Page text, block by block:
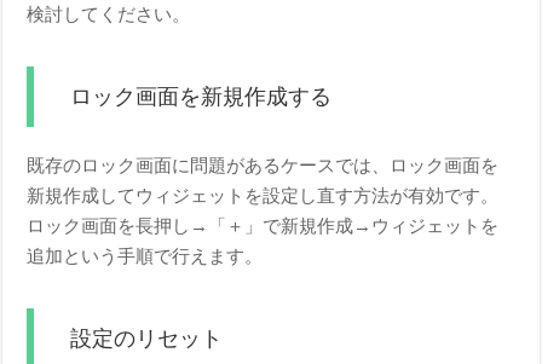
検討してください。
ロック画面を新規作成する
既存のロック画面に問題があるケースでは、ロック画面を
新規作成してウィジェットを設定し直す方法が有効です。
ロック画面を長押し→「＋」で新規作成→ウィジェットを
追加という手順で行えます。
設定のリセット